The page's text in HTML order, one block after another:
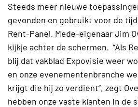
Steeds meer nieuwe
gevonden en gebruikt voor de
Rent-Panel. Mede-eigenaar Jim
kijkje achter de schermen. “Als
blij dat vakblad Expovisie weer
en onze evenementenbranche
krijgt die hij zo verdient”, zegt
hebben onze vaste klanten in de